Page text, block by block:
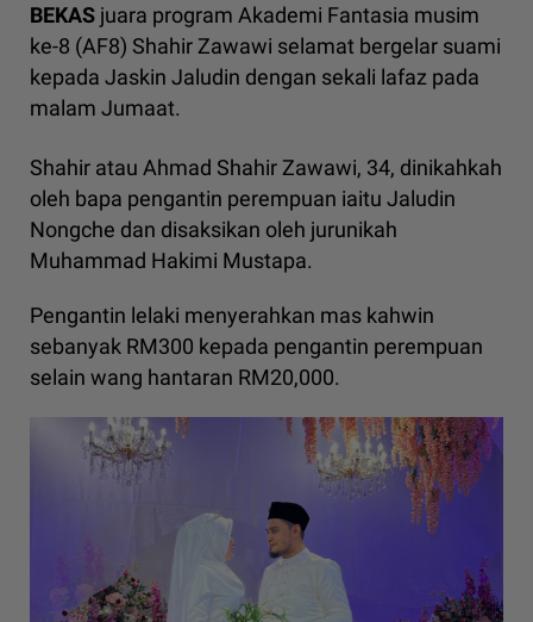
BEKAS juara program Akademi Fantasia musim
ke-8 (AF8) Shahir Zawawi selamat bergelar suami
kepada Jaskin Jaludin dengan sekali lafaz pada
malam Jumaat.
Shahir atau Ahmad Shahir Zawawi, 34, dinikahkah
oleh bapa pengantin perempuan iaitu Jaludin
Nongche dan disaksikan oleh jurunikah
Muhammad Hakimi Mustapa.
Pengantin lelaki menyerahkan mas kahwin
sebanyak RM300 kepada pengantin perempuan
selain wang hantaran RM20,000.